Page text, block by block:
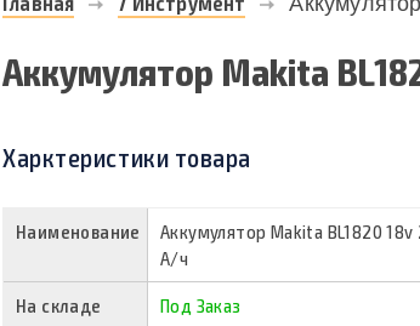
Аккумулятор Makita
Харктеристики товара
Наименование
Аккумулятор Makita BL1820 18v
A/ч
На складе Под Заказ